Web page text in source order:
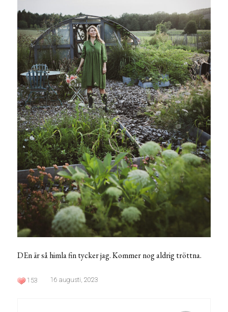
DEn är så himla fin tycker jag. Kommer nog aldrig tröttna.
153 16 augusti, 2023